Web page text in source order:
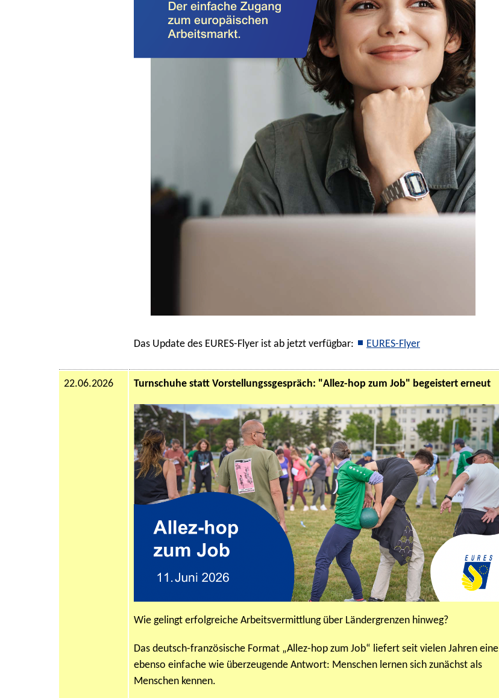
Das Update des EURES-Flyer ist ab jetzt verfügbar: EURES-Flyer
22.06.2026 Turnschuhe statt Vorstellungssgespräch: "Allez-hop zum Job" begeistert erneut
Wie gelingt erfolgreiche Arbeitsvermittlung über Ländergrenzen hinweg?
Das deutsch-französische Format „Allez-hop zum Job“ liefert seit vielen Jahren eine
ebenso einfache wie überzeugende Antwort: Menschen lernen sich zunächst als
Menschen kennen.